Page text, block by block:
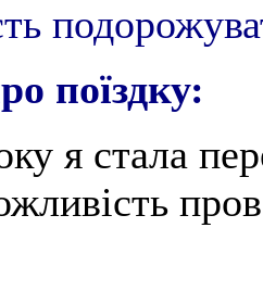
поїздку:
я стала